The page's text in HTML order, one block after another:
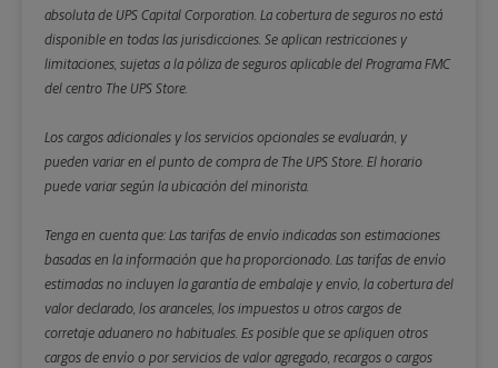
absoluta de UPS Capital Corporation. La cobertura de seguros no está
disponible en todas las jurisdicciones. Se aplican restricciones y
limitaciones, sujetas a la póliza de seguros aplicable del Programa FMC
del centro The UPS Store.
Los cargos adicionales y los servicios opcionales se evaluarán, y
pueden variar en el punto de compra de The UPS Store. El horario
puede variar según la ubicación del minorista.
Tenga en cuenta que: Las tarifas de envío indicadas son estimaciones
basadas en la información que ha proporcionado. Las tarifas de envío
estimadas no incluyen la garantía de embalaje y envío, la cobertura del
valor declarado, los aranceles, los impuestos u otros cargos de
corretaje aduanero no habituales. Es posible que se apliquen otros
cargos de envío o por servicios de valor agregado, recargos o cargos